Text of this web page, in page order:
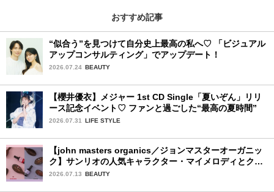
おすすめ記事
“似合う”を見つけて自分史上最高の私へ♡ 「ビジュアル
アップコンサルティング」でアップデート！
2026.07.24 BEAUTY
【櫻井優衣】メジャー 1st CD Single「夏いぞん」リリ
ース記念イベント♡ ファンと過ごした“最高の夏時間”
2026.07.31 LIFE STYLE
【john masters organics／ジョンマスターオーガニッ
ク】サンリオの人気キャラクター・マイメロディとクロ
ミ限定デザイン♡ ヘアブラシとヘアオイルが7月16日
2026.07.13 BEAUTY